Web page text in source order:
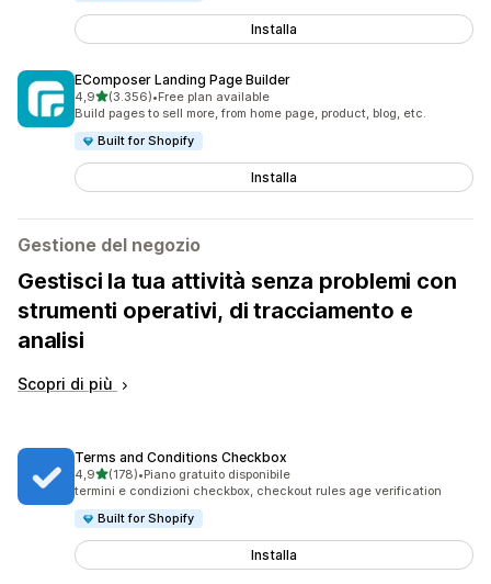
Installa
EComposer Landing Page Builder
4,9stelle su 5
(3.356)
3356 recensioni totali
•Free plan available
Build pages to sell more, from home page, product, blog, etc.
Built for Shopify
Installa
Gestione del negozio
Gestisci la tua attività senza problemi con
strumenti operativi, di tracciamento e
analisi
Scopri di più
Terms and Conditions Checkbox
4,9stelle su 5
(178)
178 recensioni totali
•Piano gratuito disponibile
termini e condizioni checkbox, checkout rules age verification
Built for Shopify
Installa